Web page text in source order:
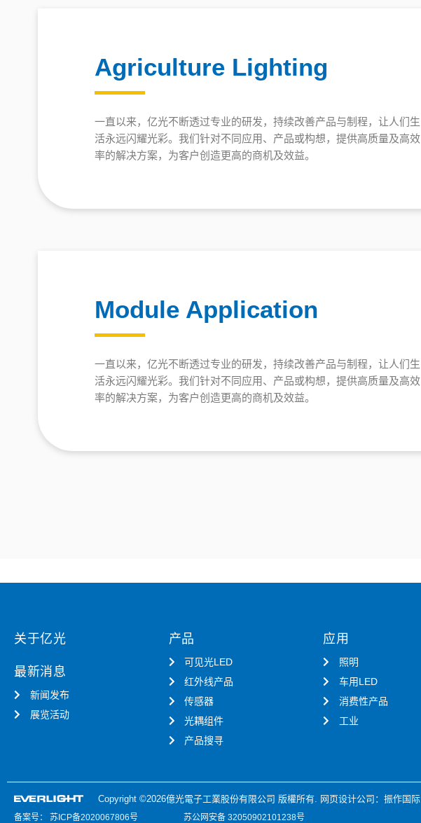
Agriculture Lighting
一直以来，亿光不断透过专业的研发，持续改善产品与制程，让人们生
活永远闪耀光彩。我们针对不同应用、产品或构想，提供高质量及高效
率的解决方案，为客户创造更高的商机及效益。
Module Application
一直以来，亿光不断透过专业的研发，持续改善产品与制程，让人们生
活永远闪耀光彩。我们针对不同应用、产品或构想，提供高质量及高效
率的解决方案，为客户创造更高的商机及效益。
关于亿光
最新消息
新闻发布
展览活动
产品
可见光LED
红外线产品
传感器
光耦组件
产品搜寻
应用
照明
车用LED
消费性产品
工业
Copyright ©2026億光電子工業股份有限公司 版權所有. 网页设计公司 ：振作国际
备案号： 苏ICP备2020067806号 苏公网安备 32050902101238号